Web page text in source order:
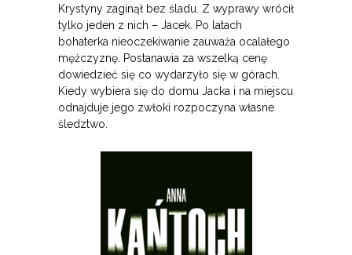
Krystyny zaginął bez śladu. Z wyprawy wrócił
tylko jeden z nich – Jacek. Po latach
bohaterka nieoczekiwanie zauważa ocalałego
mężczyznę. Postanawia za wszelką cenę
dowiedzieć się co wydarzyło się w górach.
Kiedy wybiera się do domu Jacka i na miejscu
odnajduje jego zwłoki rozpoczyna własne
śledztwo.